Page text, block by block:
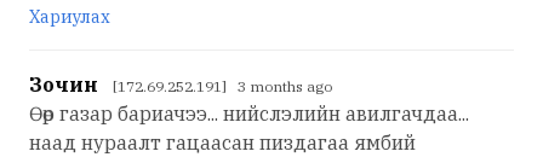
Хариулах
Зочин [172.69.252.191] 3 months ago
Өөр газар бариачээ... нийслэлийн авилгачдаа...
наад нураалт гацаасан пиздагаа ямбий